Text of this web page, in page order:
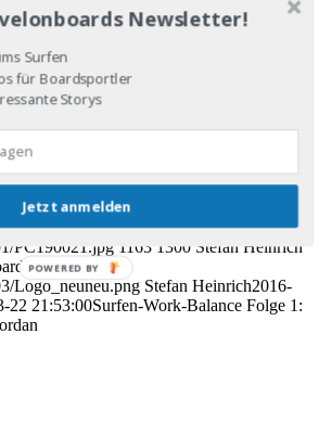
Dieser surfende Gentleman hat es
wp-
PC190021.jpg 1163 1300 Stefan Heinrich
wp-
Logo_neuneu.png Stefan Heinrich2016-
22 21:53:00Surfen-Work-Balance Folge 1:
Newsletter!
Surfen
für Boardsportler
Storys
Jetzt anmelden
POWERED BY